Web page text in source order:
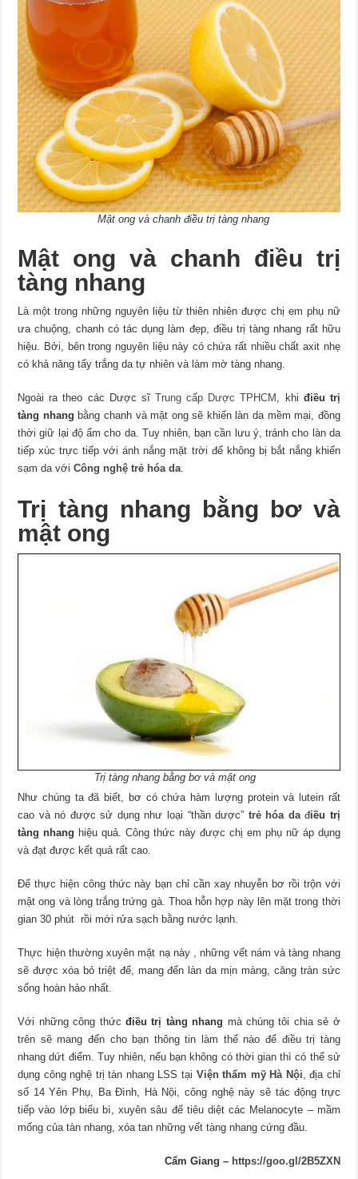
Mật ong và chanh điều trị tàng nhang
Mật ong và chanh điều trị
tàng nhang
Là một trong những nguyên liệu từ thiên nhiên được chị em phụ nữ
ưa chuộng, chanh có tác dụng làm đẹp, điều trị tàng nhang rất hữu
hiệu. Bởi, bên trong nguyên liệu này có chứa rất nhiều chất axit nhẹ
có khả năng tẩy trắng da tự nhiên và làm mờ tàng nhang.
Ngoài ra theo các Dược sĩ Trung cấp Dược TPHCM , khi điều trị
tàng nhang bằng chanh và mật ong sẽ khiến làn da mềm mại, đồng
thời giữ lại độ ẩm cho da. Tuy nhiên, bạn cần lưu ý, tránh cho làn da
tiếp xúc trực tiếp với ánh nắng mặt trời để không bị bắt nắng khiến
sạm da vớiCông nghệ trẻ hóa da.
Trị tàng nhang bằng bơ và
mật ong
Trị tàng nhang bằng bơ và mật ong
Như chúng ta đã biết, bơ có chứa hàm lượng protein và lutein rất
cao và nó được sử dụng như loại “thần dược” trẻ hóa dađiều trị
tàng nhang hiệu quả. Công thức này được chị em phụ nữ áp dụng
và đạt được kết quả rất cao.
Để thực hiện công thức này bạn chỉ cần xay nhuyễn bơ rồi trộn với
mật ong và lòng trắng trứng gà. Thoa hỗn hợp này lên mặt trong thời
gian 30 phút rồi mới rửa sạch bằng nước lạnh.
Thực hiện thường xuyên mặt nạ này , những vết nám và tàng nhang
sẽ được xóa bỏ triệt để, mang đến làn da mịn màng, căng tràn sức
sống hoàn hảo nhất.
Với những công thức điều trị tàng nhang mà chúng tôi chia sẻ ở
trên sẽ mang đến cho bạn thông tin làm thế nào để điều trị tàng
nhang dứt điểm. Tuy nhiên, nếu bạn không có thời gian thì có thể sử
dụng công nghệ trị tàn nhang LSS tại Viện thẩm mỹ Hà Nội , địa chỉ
số 14 Yên Phụ, Ba Đình, Hà Nội, công nghệ này sẽ tác động trực
tiếp vào lớp biểu bì, xuyên sâu để tiêu diệt các Melanocyte – mầm
mống của tàn nhang, xóa tan những vết tàng nhang cứng đầu.
Cẩm Giang – https://goo.gl/2B5ZXN